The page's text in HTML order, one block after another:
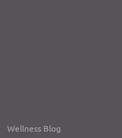
Wellness Blog